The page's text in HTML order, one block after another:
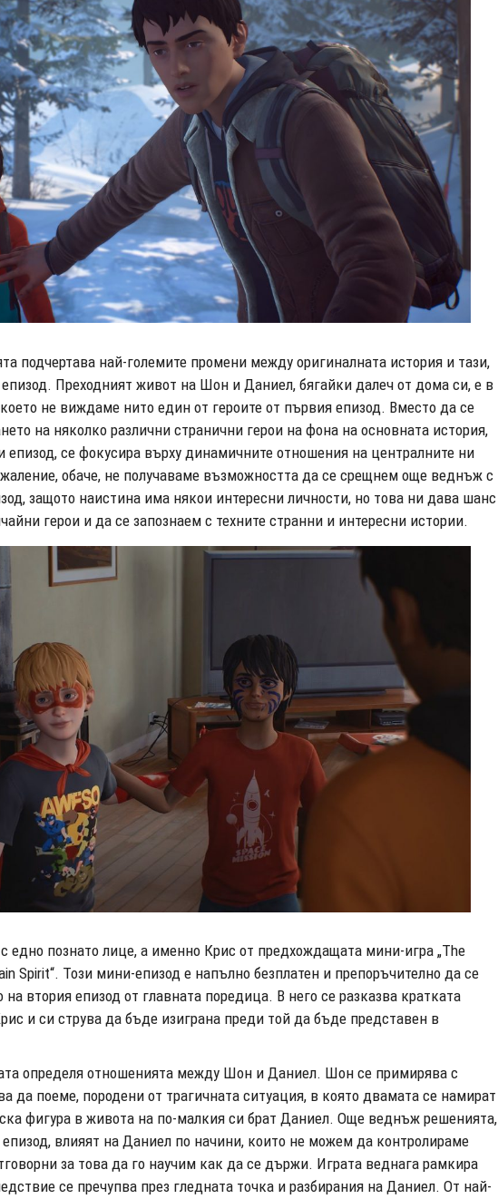
подчертава най-големите промени между оригиналната история и тази,
Преходният живот на Шон и Даниел, бягайки далеч от дома си, е в
което не виждаме нито един от героите от първия епизод. Вместо да се
на няколко различни странични герои на фона на основната история,
епизод, се фокусира върху динамичните отношения на централните ни
обаче, не получаваме възможността да се срещнем още веднъж с
защото наистина има някои интересни личности, но това ни дава шанс
герои и да се запознаем с техните странни и интересни истории.
едно познато лице, а именно Крис от предхождащата мини-игра „The
Spirit“. Този мини-епизод е напълно безплатен и препоръчително да се
на втория епизод от главната поредица. В него се разказва кратката
и си струва да бъде изиграна преди той да бъде представен в
определя отношенията между Шон и Даниел. Шон се примирява с
да поеме, породени от трагичната ситуация, в която двамата се намират
фигура в живота на по-малкия си брат Даниел. Още веднъж решенията,
влияят на Даниел по начини, които не можем да контролираме
за това да го научим как да се държи. Играта веднага рамкира
се пречупва през гледната точка и разбирания на Даниел. От най-